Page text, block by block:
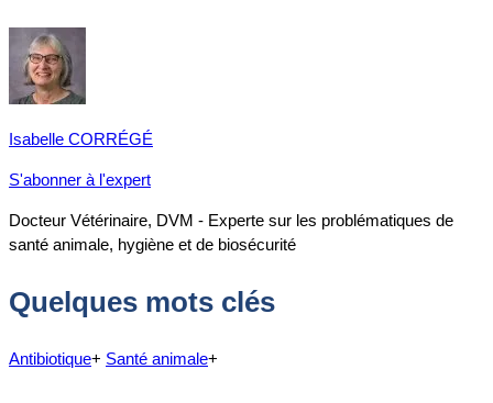
Isabelle CORRÉGÉ
S'abonner à l'expert
Docteur Vétérinaire, DVM - Experte sur les problématiques de
santé animale, hygiène et de biosécurité
Quelques mots clés
Antibiotique+ Santé animale+